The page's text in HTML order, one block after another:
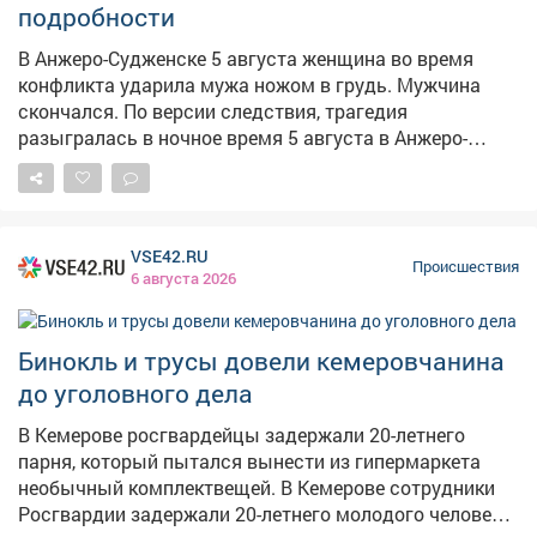
«Кража». Санкции данной статьи предусматривают в
качестве наказания до 5 лет лишения свободы.
Похищенный велосипед полицейские изъяли и
вернули законной владелице.
подробности
В Анжеро-Судженске 5 августа женщина во время
конфликта ударила мужа ножом в грудь. Мужчина
скончался. По версии следствия, трагедия
разыгралась в ночное время 5 августа в Анжеро-
Судженске. В ходе ссоры женщина ударила супруга
ножом в грудную клетку. Пострадавшему оказали
скончался. Как сообщили в СУ СК по Кузбассу,
женщину задержали. Сейчас решается вопрос об
избрании ей меры пресечения. Правоохранители
осмотрели место происшествия, изъяли орудие
преступления – нож, допросили свидетелей, провели
проверку показаний на месте. Назначен комплекс
судебных экспертиз. Обвинение предъявили по статье
об убийстве. Как сообщил источник VSE42.Ru, речь
идет о женщине 1978 года рождения. Семья обычная,
произошла бытовая ссора. Удар ножом пришелся
VSE42.RU
6 августа 2026
Происшествия
Бинокль и трусы довели кемеровчанина
до уголовного дела
В Кемерове росгвардейцы задержали 20-летнего
парня, который пытался вынести из гипермаркета
необычный комплектвещей. В Кемерове сотрудники
Росгвардии задержали 20-летнего молодого человека,